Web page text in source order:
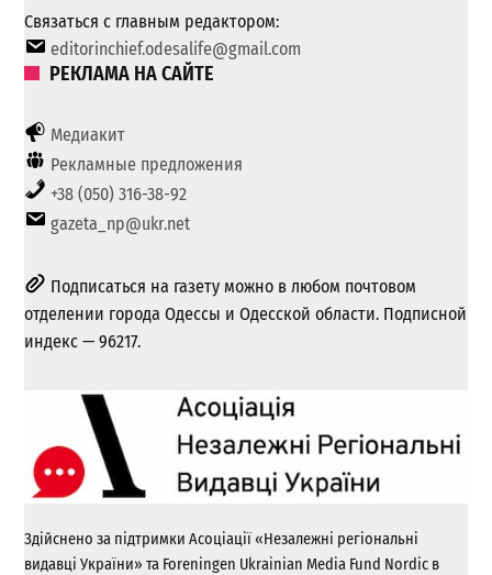
Связаться с главным редактором:
editorinchief.odesalife@gmail.com
РЕКЛАМА НА САЙТЕ
Медиакит
Рекламные предложения
+38 (050) 316-38-92
gazeta_np@ukr.net
Подписаться на газету можно в любом почтовом
отделении города Одессы и Одесской области. Подписной
индекс — 96217.
Здійснено за підтримки Асоціації «Незалежні регіональні
видавці України» та Foreningen Ukrainian Media Fund Nordic в